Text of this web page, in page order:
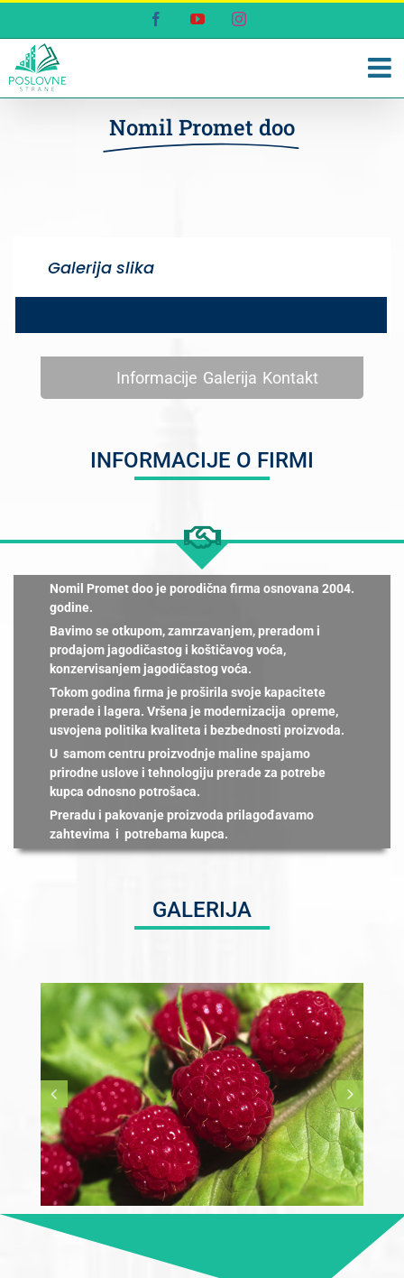
content
FacebookYouTubeInstagram
Nomil Promet doo
Galerija slika
Informacije Galerija Kontakt
INFORMACIJE O FIRMI
Nomil Promet doo je porodična firma osnovana 2004.
godine.
Bavimo se otkupom, zamrzavanjem, preradom i
prodajom jagodičastog i koštičavog voća,
konzervisanjem jagodičastog voća.
Tokom godina firma je proširila svoje kapacitete
prerade i lagera. Vršena je modernizacija opreme,
usvojena politika kvaliteta i bezbednosti proizvoda.
U samom centru proizvodnje maline spajamo
prirodne uslove i tehnologiju prerade za potrebe
kupca odnosno potrošaca.
Preradu i pakovanje proizvoda prilagođavamo
zahtevima i potrebama kupca.
GALERIJA